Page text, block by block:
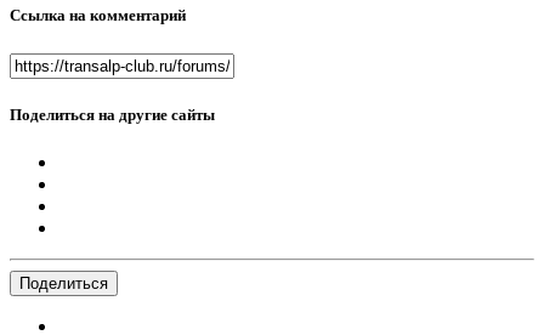
Ссылка на комментарий
Поделиться на другие сайты
Поделиться